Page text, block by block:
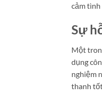
cảm tình
Sự
Một
dụng
nghiệm
thanh